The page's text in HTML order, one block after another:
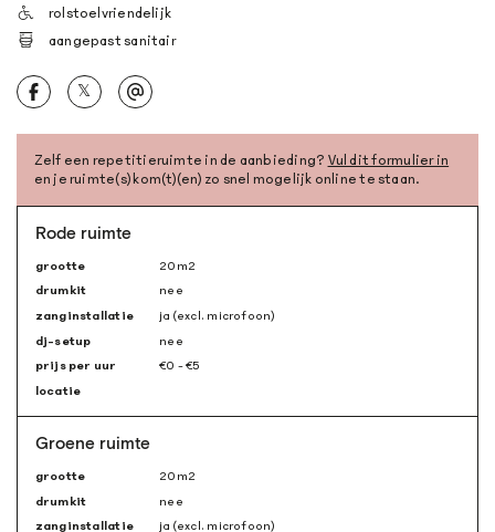
rolstoelvriendelijk
aangepast sanitair
𝕏
Zelf een repetitieruimte in de aanbieding? Vul dit formulier in
en je ruimte(s) kom(t)(en) zo snel mogelijk online te staan.
Rode ruimte
grootte 20m2
drumkit
nee
zanginstallatie
ja (excl. microfoon)
dj-setup
nee
prijs per uur
€0 - €5
locatie
Groene ruimte
grootte 20m2
drumkit
nee
zanginstallatie
ja (excl. microfoon)